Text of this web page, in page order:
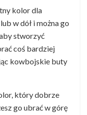
kolor dla
w dół i można go
stworzyć
coś bardziej
kowbojskie buty
który dobrze
go ubrać w górę